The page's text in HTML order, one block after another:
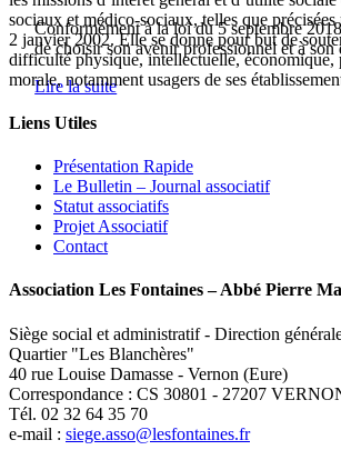
Conformément à la loi du 5 septembre
de choisir son avenir professionnel et à son
Lire la suite
sociaux et médico-sociaux, telles que
2 janvier 2002. Elle se donne pour but de
difficulté physique, intellectuelle, économique,
morale, notamment usagers de ses
Liens Utiles
Présentation Rapide
Le Bulletin – Journal associatif
Statut associatifs
Projet Associatif
Contact
Association Les Fontaines – Abbé Pierre
Siège social et administratif - Direction
Quartier "Les Blanchères"
40 rue Louise Damasse - Vernon (Eure)
Correspondance : CS 30801 - 27207
Tél. 02 32 64 35 70
e-mail : siege.asso@lesfontaines.fr